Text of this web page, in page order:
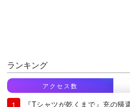
ランキング
アクセス数
『Tシャツが乾くまで』充の帰